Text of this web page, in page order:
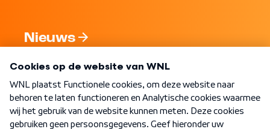
Nieuws
Nieuwsbrief
Word Lid